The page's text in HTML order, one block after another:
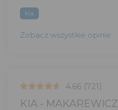
Kia
Zobacz wszystkie opinie
4.66 (721)
KIA - MAKAREWICZ